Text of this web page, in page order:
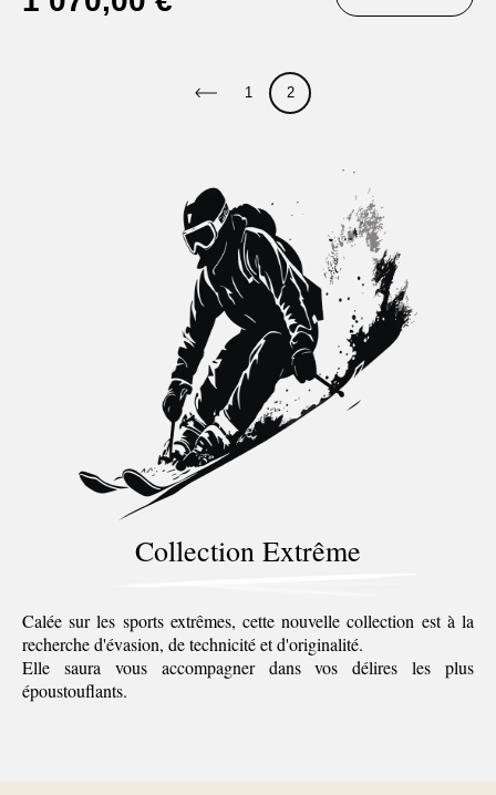
1 2
Collection Extrême
Calée sur les sports extrêmes, cette nouvelle collection est à la
recherche d'évasion, de technicité et d'originalité.
Elle saura vous accompagner dans vos délires les plus
époustouflants.